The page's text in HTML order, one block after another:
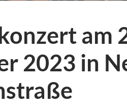
am
2023 in